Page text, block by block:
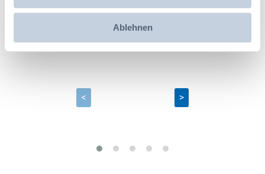
Ablehnen
< >